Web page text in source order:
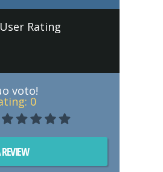
Rating
voto!
0